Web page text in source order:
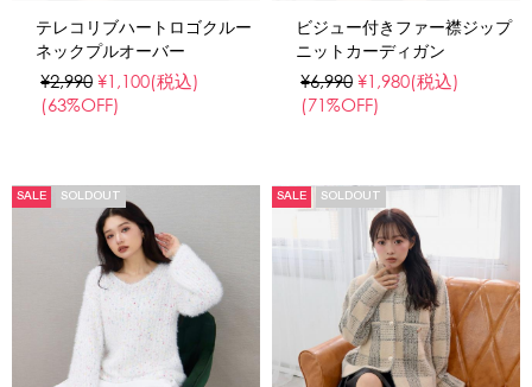
テレコリブハートロゴクルー
ネックプルオーバー
¥2,990 ¥1,100(税込)
(63%OFF)
ビジュー付きファー襟ジップ
ニットカーディガン
¥6,990 ¥1,980(税込)
(71%OFF)
SALE SOLDOUT SALE SOLDOUT